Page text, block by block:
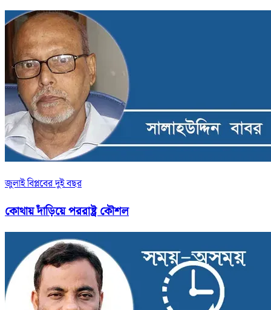
জুলাই বিপ্লবের দুই বছর
কোথায় দাঁড়িয়ে পররাষ্ট্র কৌশল